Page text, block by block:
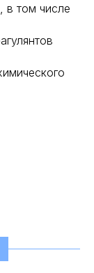
в том числе